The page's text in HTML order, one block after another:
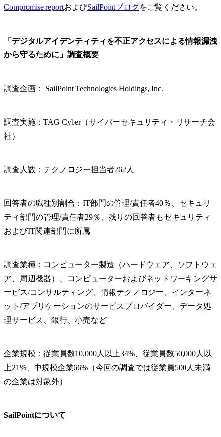
Compromise reportおよびSailPointブログをご覧ください。
「デジタルアイデンティティを不正アクセスによる情報漏洩
から守るために」調査概要
調査企画： SailPoint Technologies Holdings, Inc.
調査実施：TAG Cyber（サイバーセキュリティ・リサーチ会
社）
調査人数：テクノロジー担当者262人
回答者の職種別割合：IT部門の管理/責任者40％、セキュリ
ティ部門の管理/責任者29％、残りの回答者もセキュリティ
およびIT関連部門に所属
調査業種：コンピューター製造（ハードウェア、ソフトウェ
ア、周辺機器）、コンピューターおよびネットワーキングサ
ービス/コンサルティング、情報テクノロジー、インターネ
ット/アプリケーションのサービスプロバイダー、データ処
理サービス、銀行、小売など
企業規模：従業員数10,000人以上34%、従業員数50,000人以
上21%、中規模企業66%（今回の調査では従業員500人未満
の企業は対象外）
SailPointについて